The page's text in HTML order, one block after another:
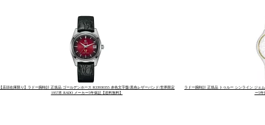
【店頭在庫限り】ラドー腕時計 正規品 ゴールデンホース R33930355 赤色文字盤/黒色レザーバンド/世界限定
1957本 RADO メーカー5年保証【送料無料】
ラドー腕時計 正規品 トゥルー シンライン ジェ
ー5年